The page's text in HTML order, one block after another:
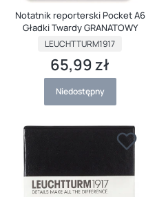
Notatnik reporterski Pocket A6
Gładki Twardy GRANATOWY
PRODUCENT
LEUCHTTURM1917
Cena
65,99 zł
Niedostępny